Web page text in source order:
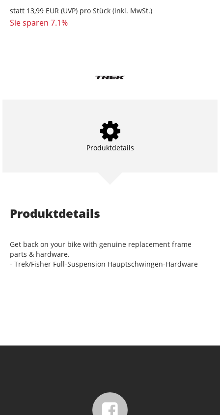
statt 13,99 EUR (UVP) pro Stück (inkl. MwSt.)
Sie sparen 7.1%
Produktdetails
Produktdetails
Get back on your bike with genuine replacement frame
parts & hardware.
- Trek/Fisher Full-Suspension Hauptschwingen-Hardware